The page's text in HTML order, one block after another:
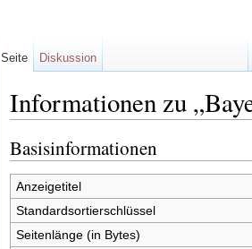
Informationen zu
Basisinformationen
Anzeigetitel
Standardsortierschlüssel
Seitenlänge (in Bytes)
Seite Diskussion